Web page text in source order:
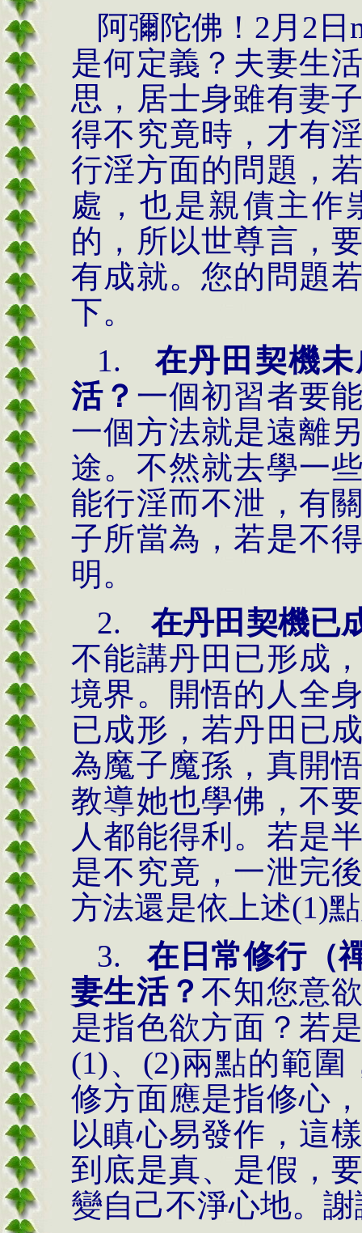
阿彌陀佛！ 2 月 2 日
是何定義？夫妻生
思，居士身雖有妻
得不究竟時，才有
行淫方面的問題，
處，也是親債主作
的，所以世尊言，
有成就。您的問題
下。
1.
在丹田契機
活？ 一個初習者要
一個方法就是遠離
途。不然就去學一
能行淫而不泄，有
子所當為，若是不
明。
2.
在丹田契機已
不能講丹田已形成
境界。開悟的人全
已成形，若丹田已
為魔子魔孫，真開
教導她也學佛，不
人都能得利。若是
是不究竟，一泄完
方法還是依上述(1)
3.
在日常修行（
妻生活？不知您意
是指色欲方面？若
(1)、 (2)兩點的範圍
修方面應是指修心
以瞋心易發作，這
到底是真、是假，
變自己不淨心地。